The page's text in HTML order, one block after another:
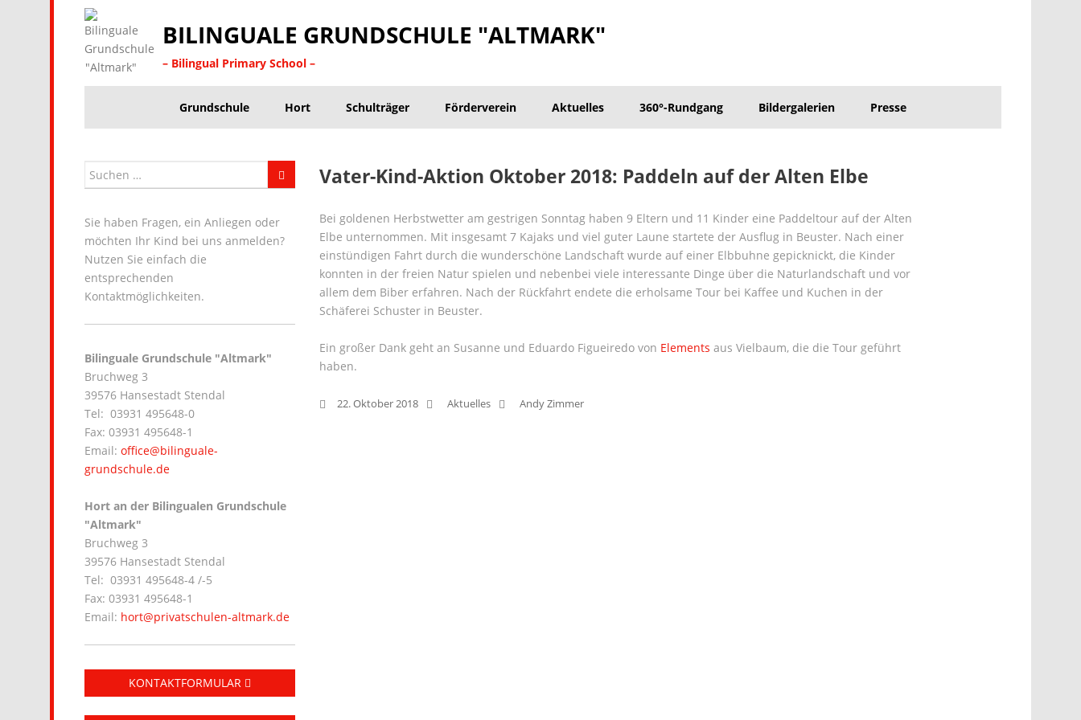
BILINGUALE GRUNDSCHULE "ALTMARK"
– Bilingual Primary School –
Grundschule Hort Schulträger Förderverein Aktuelles 360°-Rundgang Bildergalerien Presse
Sie haben Fragen, ein Anliegen oder
möchten Ihr Kind bei uns anmelden?
Nutzen Sie einfach die
entsprechenden
Kontaktmöglichkeiten.
Bilinguale Grundschule "Altmark"
Bruchweg 3
39576 Hansestadt Stendal
Tel: 03931 495648-0
Fax: 03931 495648-1
Email: office@bilinguale-
grundschule.de
Hort an der Bilingualen Grundschule
"Altmark"
Bruchweg 3
39576 Hansestadt Stendal
Tel: 03931 495648-4 /-5
Fax: 03931 495648-1
Email: hort@privatschulen-altmark.de
KONTAKTFORMULAR
Vater-Kind-Aktion Oktober 2018: Paddeln auf der Alten Elbe
Bei goldenen Herbstwetter am gestrigen Sonntag haben 9 Eltern und 11 Kinder eine Paddeltour auf der Alten
Elbe unternommen. Mit insgesamt 7 Kajaks und viel guter Laune startete der Ausflug in Beuster. Nach einer
einstündigen Fahrt durch die wunderschöne Landschaft wurde auf einer Elbbuhne gepicknickt, die Kinder
konnten in der freien Natur spielen und nebenbei viele interessante Dinge über die Naturlandschaft und vor
allem dem Biber erfahren. Nach der Rückfahrt endete die erholsame Tour bei Kaffee und Kuchen in der
Schäferei Schuster in Beuster.
Ein großer Dank geht an Susanne und Eduardo Figueiredo von Elements aus Vielbaum, die die Tour geführt
haben.
22. Oktober 2018 Aktuelles Andy Zimmer